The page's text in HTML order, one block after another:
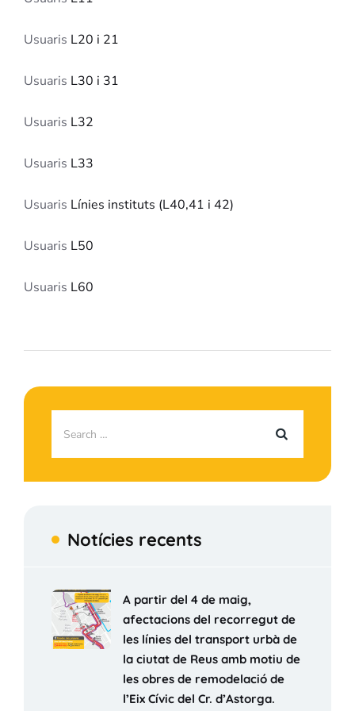
Usuaris L20 i 21
Usuaris L30 i 31
Usuaris L32
Usuaris L33
Usuaris Línies instituts (L40,41 i 42)
Usuaris L50
Usuaris L60
Notícies recents
A partir del 4 de maig,
afectacions del recorregut de
les línies del transport urbà de
la ciutat de Reus amb motiu de
les obres de remodelació de
l’Eix Cívic del Cr. d’Astorga.